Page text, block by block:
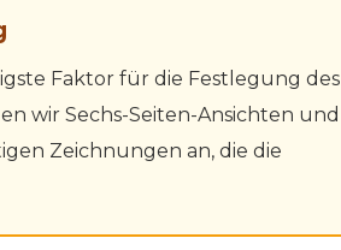
Faktor für die Festlegung des
wir Sechs-Seiten-Ansichten und
Zeichnungen an, die die